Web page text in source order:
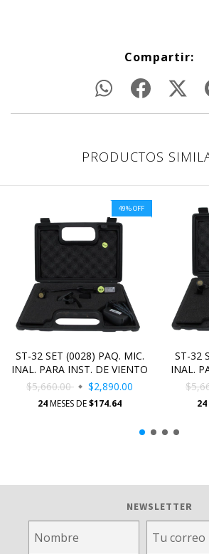
Compartir:
PRODUCTOS
49%OFF
ST-32 SET (0028) PAQ. MIC.
INAL. PARA INST. DE VIENTO
$5,660.00
$2,890.00
24MESES DE$174.64
ST-32
INAL.
24
NEWSLETTER